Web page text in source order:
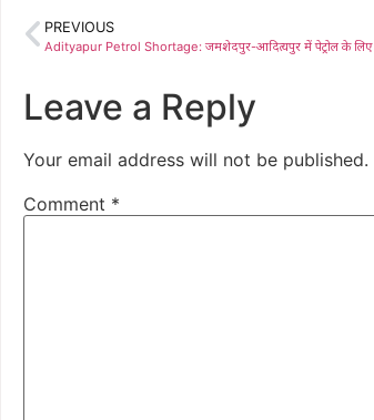
PREVIOUS
Leave a Reply
Your email address will not be published.
Comment *